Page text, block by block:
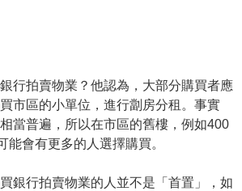
行拍賣物業？他認為，大部分購買者應
市區的小單位，進行劏房分租。事實
當普遍，所以在市區的舊樓，例如400
能會有更多的人選擇購買。
銀行拍賣物業的人並不是「首置」，如